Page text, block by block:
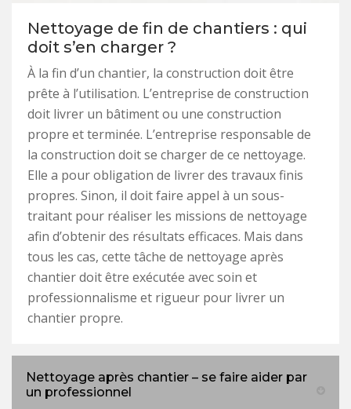
Nettoyage de fin de chantiers : qui
doit s’en charger ?
À la fin d’un chantier, la construction doit être
prête à l’utilisation. L’entreprise de construction
doit livrer un bâtiment ou une construction
propre et terminée. L’entreprise responsable de
la construction doit se charger de ce nettoyage.
Elle a pour obligation de livrer des travaux finis
propres. Sinon, il doit faire appel à un sous-
traitant pour réaliser les missions de nettoyage
afin d’obtenir des résultats efficaces. Mais dans
tous les cas, cette tâche de nettoyage après
chantier doit être exécutée avec soin et
professionnalisme et rigueur pour livrer un
chantier propre.
Nettoyage après chantier – se faire aider par
un professionnel